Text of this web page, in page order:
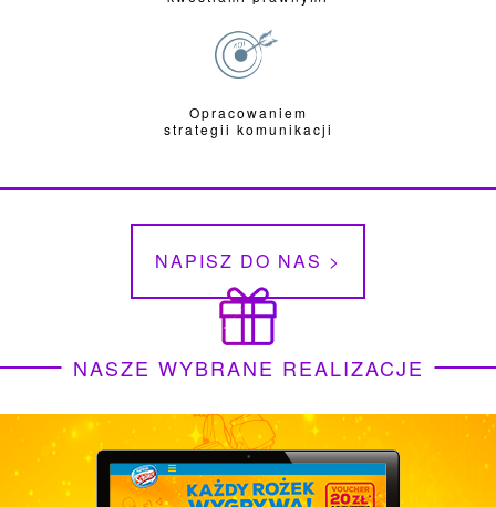
Opracowaniem
strategii komunikacji
NAPISZ DO NAS >
NASZE WYBRANE REALIZACJE